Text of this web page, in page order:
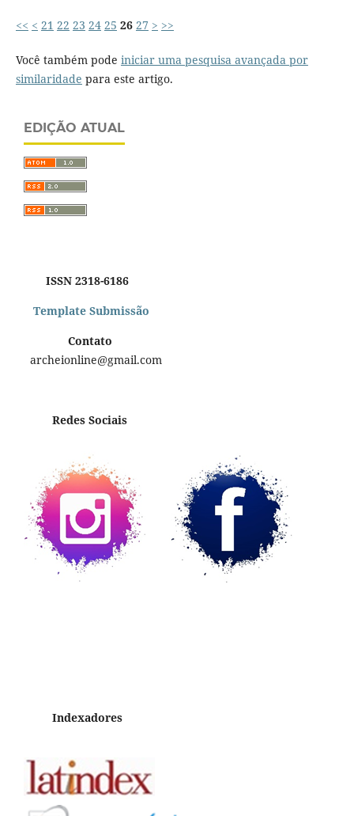
<< < 21 22 23 24 25 26 27 > >>
Você também pode iniciar uma pesquisa avançada por
similaridade para este artigo.
EDIÇÃO ATUAL
ISSN 2318-6186
Template Submissão
Contato
archeionline@gmail.com
Redes Sociais
Indexadores